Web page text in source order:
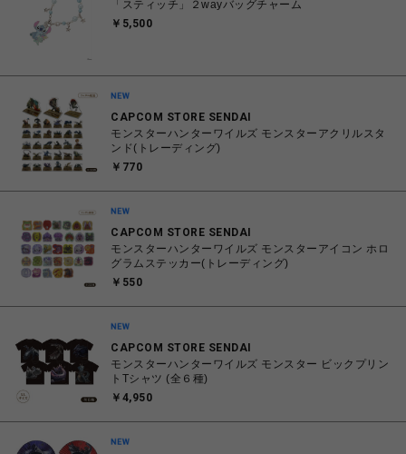
「スティッチ」２wayバッグチャーム
￥5,500
CAPCOM STORE SENDAI
モンスターハンターワイルズ モンスターアクリルスタ
ンド(トレーディング)
￥770
CAPCOM STORE SENDAI
モンスターハンターワイルズ モンスターアイコン ホロ
グラムステッカー(トレーディング)
￥550
CAPCOM STORE SENDAI
モンスターハンターワイルズ モンスター ビックプリン
トTシャツ (全６種)
￥4,950